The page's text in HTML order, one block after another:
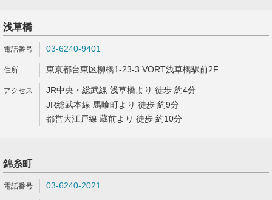
浅草橋
03-6240-9401
東京都台東区柳橋1-23-3 VORT浅草橋駅前2F
JR中央・総武線 浅草橋より 徒歩 約4分
JR総武本線 馬喰町より 徒歩 約9分
都営大江戸線 蔵前より 徒歩 約10分
錦糸町
03-6240-2021